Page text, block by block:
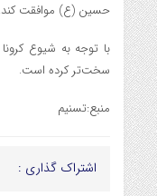
حسین (ع) موافقت کند.
با توجه به شیوع
سخت‌تر کرده است.
منبع:تسنیم
اشتراک گذاری :